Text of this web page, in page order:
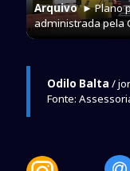
Arquivo► Plano
administrada pela
Odilo Balta /
Fonte: